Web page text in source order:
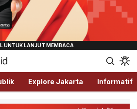
Ada Disini!
Explore Jakarta Informatif